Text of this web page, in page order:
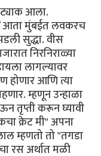
आला.
आता मुंबईत लवकरच
सुद्धा. वीस
निरनिराळ्या
लागल्यावर
होणार आणि त्या
म्हणून उन्हाळा
तृप्ती करून घ्यावी
क्रेट मी" अपना
म्हणतो तो "तगडा
रस अर्थात मळी